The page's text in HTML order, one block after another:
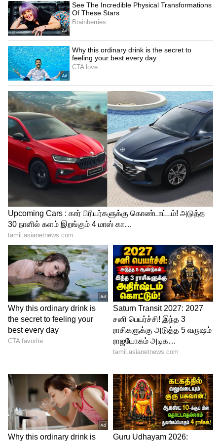
Image Credit :Facebook
இளையராஜாவுக்கு சவால்
இந்தப் பாடலை உருவாக்கும் போது,
முன்னதாக ஒலிக்கும் தியாகராஜரின்
கீர்த்தனைக்குப் பொருந்தும் வகையில்,
அதே இசைத் தன்மையை இழக்காமல்
நாட்டுப்புற இசை வடிவத்தை இணைப்பது
எப்படி என்ற சிந்தனையில் இளையராஜா
நீண்ட நேரம் ஈடுபட்டிருந்தாராம். அப்போது
இசை தொடர்பான ஒரு நூலைப் படித்துக்
கொண்டிருந்தபோது, அந்த பாடலுக்கான
இசை அடித்தளத்தை அமைக்க உதவும்
தகவல் அவருக்குக் கிடைத்ததாக
கூறப்படுகிறது. அதனைத் தொடர்ந்து,
கிராமிய இசையின் இயல்பையும் கர்நாடக
இசையின் செறிவையும் ஒருங்கிணைத்து
“பாடறியேன் படிப்பறியேன்” என்ற பாடலை
உருவாக்கினார்.